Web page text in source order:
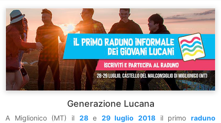
Generazione Lucana
A Miglionico (MT) il 28e 29 luglio 2018 il primo raduno